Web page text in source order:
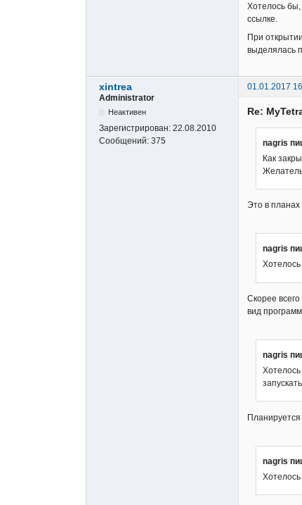
Хотелось бы,
ссылке.
При
выделялась
xintrea
01.01.2017
Administrator
Неактивен
Зарегистрирован: 22.08.2010
Сообщений: 375
Re:
nagris
Как
Это в планах
nagris
Скорее
вид
nagris
nagris